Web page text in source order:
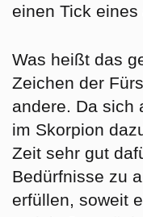
einen Tick
Was heißt das
Zeichen der
andere. Da sich
im Skorpion
Zeit sehr gut
Bedürfnisse zu
erfüllen, soweit